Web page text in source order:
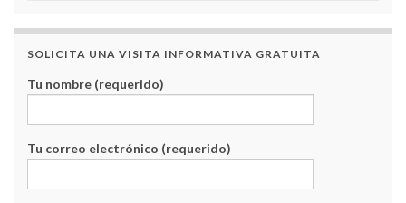
SOLICITA UNA VISITA INFORMATIVA GRATUITA
Tu nombre (requerido)
Tu correo electrónico (requerido)